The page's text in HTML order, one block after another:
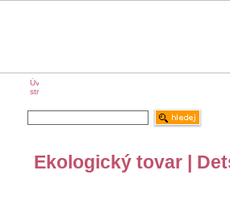
Ekologický tovar |